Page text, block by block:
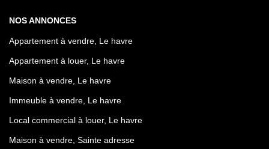
NOS ANNONCES
Appartement à vendre, Le havre
Appartement à louer, Le havre
Maison à vendre, Le havre
Immeuble à vendre, Le havre
Local commercial à louer, Le havre
Maison à vendre, Sainte adresse